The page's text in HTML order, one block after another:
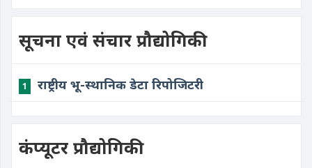
सूचना एवं संचार प्रौद्योगिकी
1 ​राष्ट्रीय भू-स्थानिक डेटा रिपोजिटरी
कंप्यूटर प्रौद्योगिकी